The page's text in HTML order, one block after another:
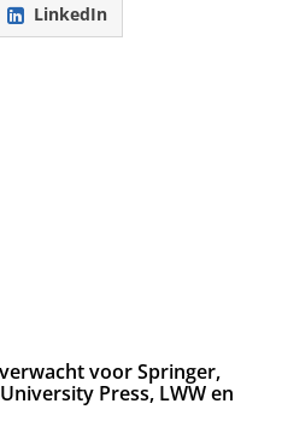
LinkedIn
voor Springer,
Press, LWW en